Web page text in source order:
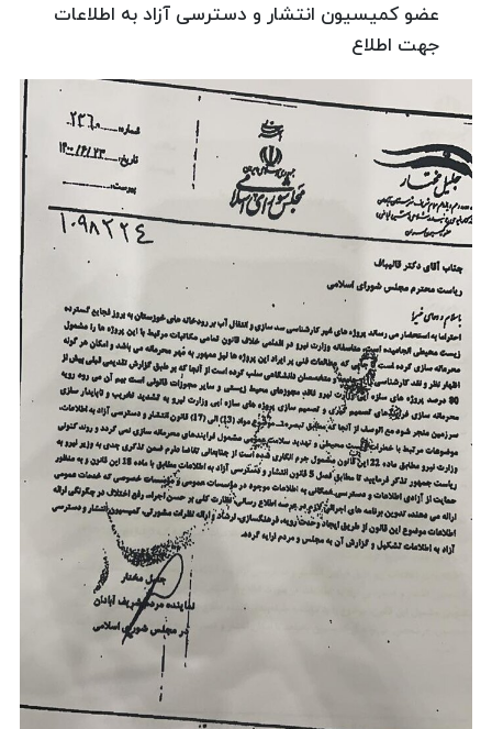
عضو کمیسیون انتشار و دسترسی آزاد به اطلاعات
جهت اطلاع